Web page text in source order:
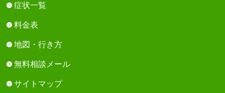
症状一覧
料金表
地図・行き方
無料相談メール
サイトマップ